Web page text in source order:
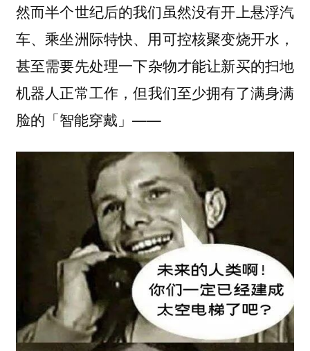
然而半个世纪后的我们虽然没有开上悬浮汽
车、乘坐洲际特快、用可控核聚变烧开水，
甚至需要先处理一下杂物才能让新买的扫地
机器人正常工作 ，但我们至少拥有了满身满
脸的「智能穿戴」——